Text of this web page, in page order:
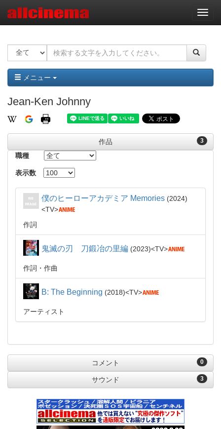
ナ
ビ
ー
ョ
ン
メニュー
Jean-Ken Johnny
3
作品
職種
表示数
僕のヒーローアカデミア Memories
2024
TV
作詞
鬼滅の刃 刀鍛冶の里編 2023 TV
作詞・作曲
B: The Beginning 2018 TV
アーティスト
0
コメント
3
サウンド